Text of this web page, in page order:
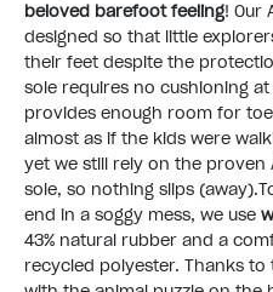
beloved barefoot feeling! Our
designed so that little
their feet despite the
sole requires no cushioning
provides enough room for
almost as if the kids were
yet we still rely on the
sole, so nothing slips (away).
end in a soggy mess, we use
43% natural rubber and a
recycled polyester. Thanks to